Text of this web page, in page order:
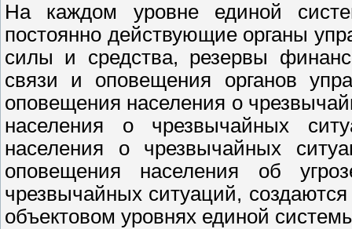
На каждом уровне единой
постоянно действующие органы
силы и средства, резервы
связи и оповещения органов
оповещения населения о
населения о чрезвычайных
населения о чрезвычайных
оповещения населения об
чрезвычайных ситуаций,
объектовом уровнях единой